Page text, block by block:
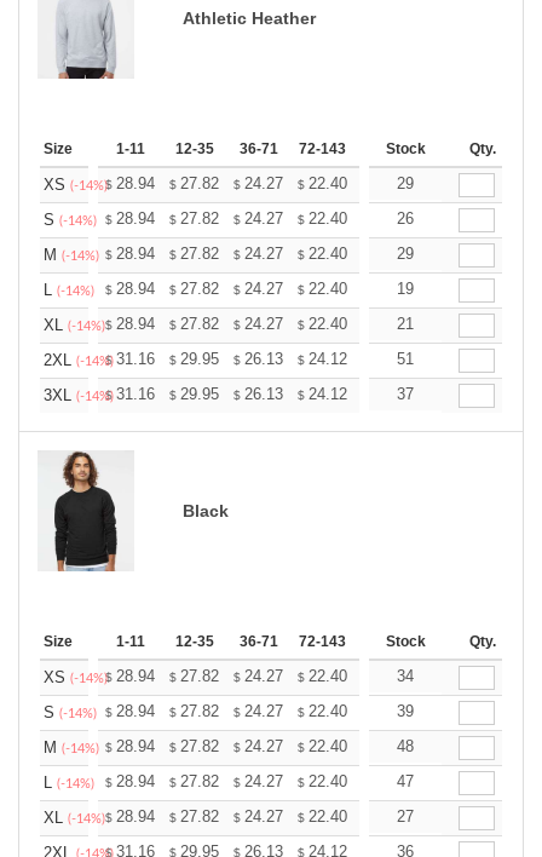
Athletic Heather
Size 1-11 12-35 36-71 72-143 144-287 288 + More
Stock Qty.
XS (-14%)$ 28.94 $ 27.82 $ 24.27 $ 22.40 21.28
29
S (-14%) $ 28.94 $ 27.82 $ 24.27 $ 22.40 21.28
26
M (-14%) $ 28.94 $ 27.82 $ 24.27 $ 22.40 21.28
29
L (-14%) $ 28.94 $ 27.82 $ 24.27 $ 22.40 21.28
19
XL (-14%)$ 28.94 $ 27.82 $ 24.27 $ 22.40 21.28
21
2XL (-14%)
$31.16 $ 29.95 $ 26.13 $ 24.12 22.91
51
3XL (-14%)
$31.16 $ 29.95 $ 26.13 $ 24.12 22.91
37
Black
Size 1-11 12-35 36-71 72-143 144-287 288 + More
Stock Qty.
XS (-14%)$ 28.94 $ 27.82 $ 24.27 $ 22.40 21.28
34
S (-14%) $ 28.94 $ 27.82 $ 24.27 $ 22.40 21.28
39
M (-14%) $ 28.94 $ 27.82 $ 24.27 $ 22.40 21.28
48
L (-14%) $ 28.94 $ 27.82 $ 24.27 $ 22.40 21.28
47
XL (-14%)$ 28.94 $ 27.82 $ 24.27 $ 22.40 21.28
27
2XL
(-14%)
$31.16 $ 29.95 $ 26.13 $ 24.12 22.91
36